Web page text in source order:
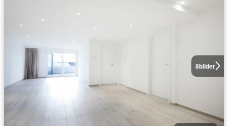
8bilder